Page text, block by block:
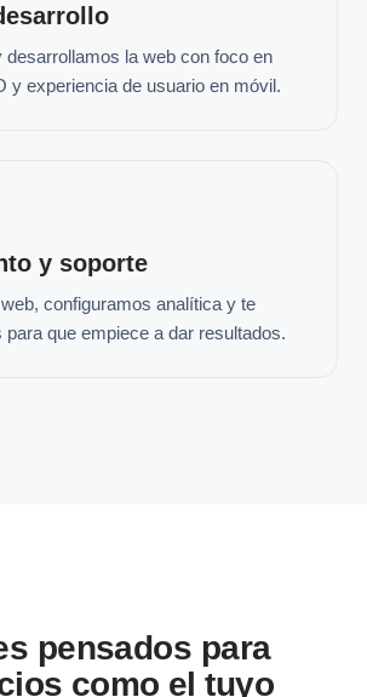
desarrollamos la web con foco en
y experiencia de usuario en móvil.
y soporte
configuramos analítica y te
que empiece a dar resultados.
pensados para
como el tuyo